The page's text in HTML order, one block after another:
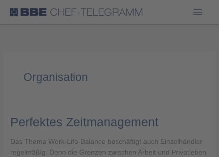
Organisation
Perfektes Zeitmanagement
Das Thema Work-Life-Balance beschäftigt auch Einzelhändler
regelmäßig. Denn die Grenzen zwischen Arbeit und Privatleben
Perfektes